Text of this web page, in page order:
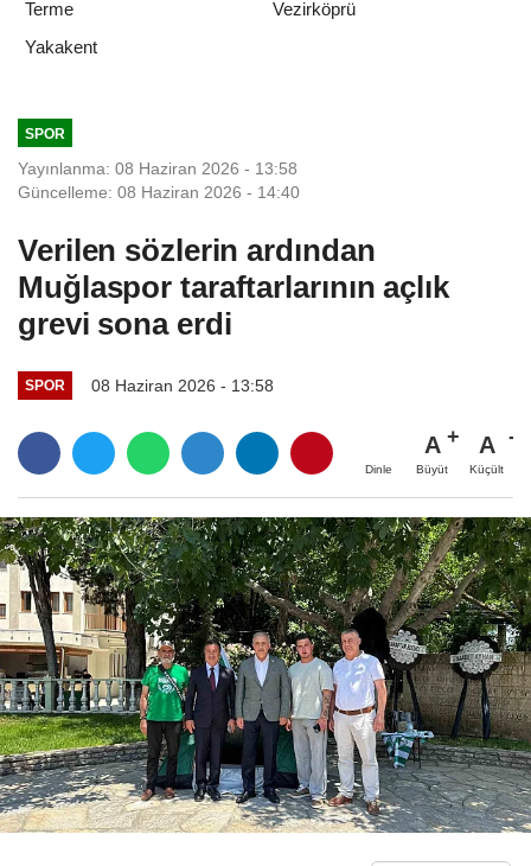
Terme
Vezirköprü
Yakakent
SPOR
Yayınlanma: 08 Haziran 2026 - 13:58
Güncelleme: 08 Haziran 2026 - 14:40
Verilen sözlerin ardından
Muğlaspor taraftarlarının açlık
grevi sona erdi
SPOR 08 Haziran 2026 - 13:58
Dinle
A
Büyüt
A
Küçült